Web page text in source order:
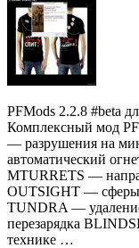
PFMods 2.2.8 #beta
Комплексный мод
— разрушения на
автоматический
MTURRETS —
OUTSIGHT —
TUNDRA —
перезарядка
технике …